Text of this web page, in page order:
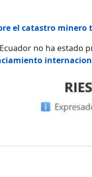
el catastro minero
no ha estado